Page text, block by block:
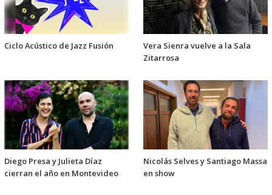
Ciclo Acústico de Jazz Fusión
Vera Sienra vuelve a la Sala
Zitarrosa
Diego Presa y Julieta Díaz
cierran el año en Montevideo
Nicolás Selves y Santiago Massa
en show